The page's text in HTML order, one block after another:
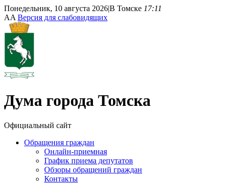
Понедельник, 10 августа 2026|В Томске 17:11
AA Версия для слабовидящих
Дума города Томска
Официальный сайт
Обращения граждан
Онлайн-приемная
График приема депутатов
Обзоры обращений граждан
Контакты